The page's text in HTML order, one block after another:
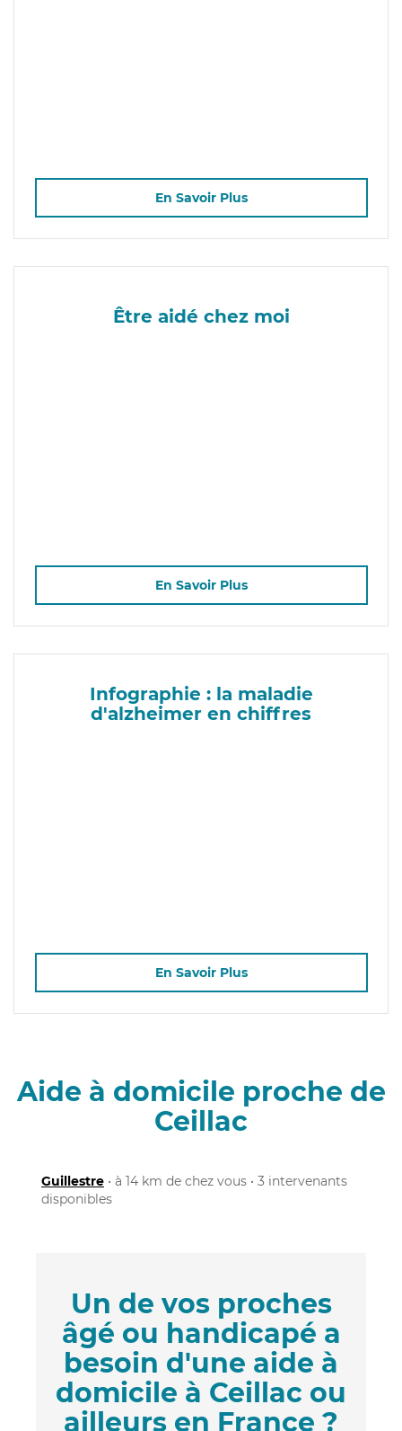
En Savoir Plus
Être aidé chez moi
En Savoir Plus
Infographie : la maladie
d'alzheimer en chiffres
En Savoir Plus
Aide à domicile proche de
Ceillac
Guillestre • à 14 km de chez vous • 3 intervenants
disponibles
Un de vos proches
âgé ou handicapé a
besoin d'une aide à
domicile à Ceillac ou
ailleurs en France ?